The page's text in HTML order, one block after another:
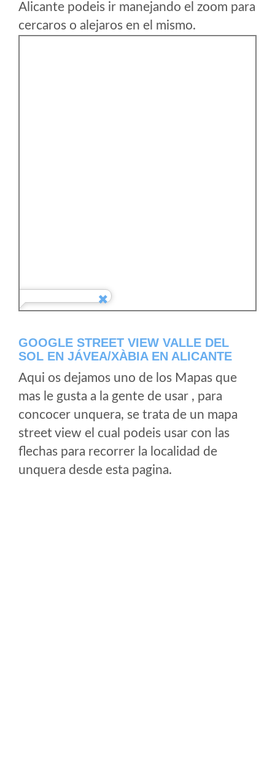
Alicante podeis ir manejando el zoom para
cercaros o alejaros en el mismo.
GOOGLE STREET VIEW VALLE DEL
SOL EN JÁVEA/XÀBIA EN ALICANTE
Aqui os dejamos uno de los Mapas que
mas le gusta a la gente de usar , para
concocer unquera, se trata de un mapa
street view el cual podeis usar con las
flechas para recorrer la localidad de
unquera desde esta pagina.